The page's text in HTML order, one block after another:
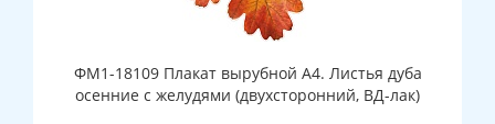
ФМ1-18109 Плакат вырубной А4. Листья дуба
осенние с желудями (двухсторонний, ВД-лак)